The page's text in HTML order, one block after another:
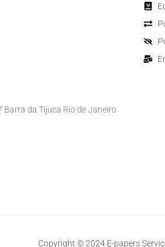
da Tijuca Rio de Janeiro
Copyright © 2024 E-papers